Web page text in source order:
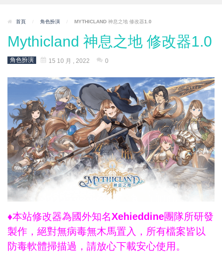
首頁 / 角色扮演 / MYTHICLAND 神息之地 修改器1.0
Mythicland 神息之地 修改器1.0
角色扮演 15 10 月 , 2022 0
♦本站修改器為國外知名Xehieddine團隊所研發
製作，絕對無病毒無木馬置入，所有檔案皆以
防毒軟體掃描過，請放心下載安心使用。